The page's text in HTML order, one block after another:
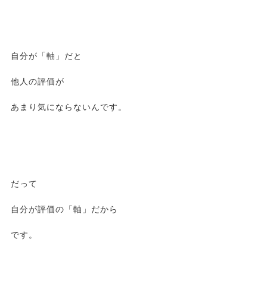
自分が「軸」だと
他人の評価が
あまり気にならないんです。
だって
自分が評価の「軸」だから
です。